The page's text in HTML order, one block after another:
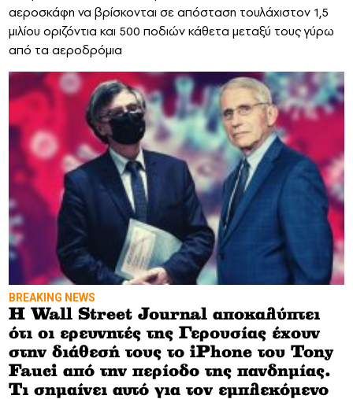
αεροσκάφη να βρίσκονται σε απόσταση τουλάχιστον 1,5
μιλίου οριζόντια και 500 ποδιών κάθετα μεταξύ τους γύρω
από τα αεροδρόμια
BREAKING NEWS
H Wall Street Journal αποκαλύπτει
ότι οι ερευνητές της Γερουσίας έχουν
στην διάθεσή τους το iPhone του Tony
Fauci από την περίοδο της πανδημίας.
Τι σημαίνει αυτό για τον εμπλεκόμενο